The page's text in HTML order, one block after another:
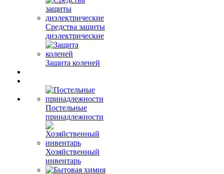
Средства защиты
диэлектрические
Защита коленей
Постельные
принадлежности
Хозяйственный
инвентарь